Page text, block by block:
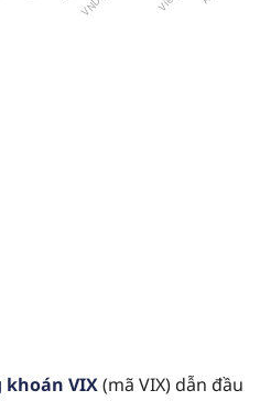
khoán VIX(mã VIX) dẫn đầu